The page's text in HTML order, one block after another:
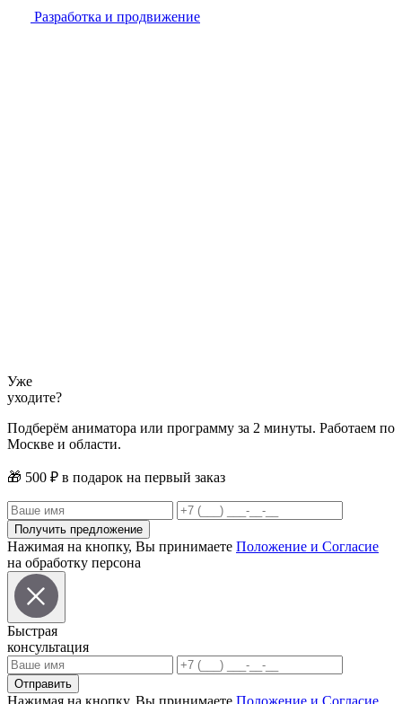
Разработка и продвижение
Уже
уходите?
Подберём аниматора или программу за 2 минуты. Работаем по
Москве и области.
🎁 500 ₽ в подарок на первый заказ
Получить предложение
Нажимая на кнопку, Вы принимаете Положение и Согласие
на обработку персона
Быстрая
консультация
Отправить
Нажимая на кнопку, Вы принимаете Положение и Согласие